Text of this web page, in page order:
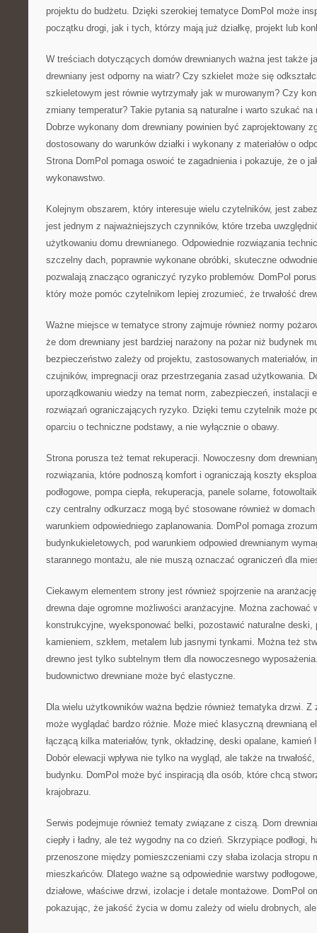
projektu do budżetu. Dzięki szerokiej tematyce DomPol może
początku drogi, jak i tych, którzy mają już działkę, projekt lub
W treściach dotyczących domów drewnianych ważna jest także
drewniany jest odporny na wiatr? Czy szkielet może się
szkieletowym jest równie wytrzymały jak w murowanym? Czy
zmiany temperatur? Takie pytania są naturalne i warto szukać na
Dobrze wykonany dom drewniany powinien być zaprojektowany
dostosowany do warunków działki i wykonany z materiałów o
Strona DomPol pomaga oswoić te zagadnienia i pokazuje, że o
wykonawstwo.
Kolejnym obszarem, który interesuje wielu czytelników, jest
jest jednym z najważniejszych czynników, które trzeba
użytkowaniu domu drewnianego. Odpowiednie rozwiązania
szczelny dach, poprawnie wykonane obróbki, skuteczne
pozwalają znacząco ograniczyć ryzyko problemów. DomPol
który może pomóc czytelnikom lepiej zrozumieć, że trwałość
Ważne miejsce w tematyce strony zajmuje również normy
że dom drewniany jest bardziej narażony na pożar niż budynek
bezpieczeństwo zależy od projektu, zastosowanych materiałów,
czujników, impregnacji oraz przestrzegania zasad użytkowania.
uporządkowaniu wiedzy na temat norm, zabezpieczeń, instalacji
rozwiązań ograniczających ryzyko. Dzięki temu czytelnik może
oparciu o techniczne podstawy, a nie wyłącznie o obawy.
Strona porusza też temat rekuperacji. Nowoczesny dom
rozwiązania, które podnoszą komfort i ograniczają koszty
podłogowe, pompa ciepła, rekuperacja, panele solarne,
czy centralny odkurzacz mogą być stosowane również w
warunkiem odpowiedniego zaplanowania. DomPol pomaga
budynkukieletowych, pod warunkiem odpowied drewnianym
starannego montażu, ale nie muszą oznaczać ograniczeń dla
Ciekawym elementem strony jest również spojrzenie na
drewna daje ogromne możliwości aranżacyjne. Można zachować
konstrukcyjne, wyeksponować belki, pozostawić naturalne deski,
kamieniem, szkłem, metalem lub jasnymi tynkami. Można też
drewno jest tylko subtelnym tłem dla nowoczesnego
budownictwo drewniane może być elastyczne.
Dla wielu użytkowników ważna będzie również tematyka drzwi. Z
może wyglądać bardzo różnie. Może mieć klasyczną drewnianą
łączącą kilka materiałów, tynk, okładzinę, deski opalane,
Dobór elewacji wpływa nie tylko na wygląd, ale także na
budynku. DomPol może być inspiracją dla osób, które chcą
krajobrazu.
Serwis podejmuje również tematy związane z ciszą. Dom
ciepły i ładny, ale też wygodny na co dzień. Skrzypiące podłogi,
przenoszone między pomieszczeniami czy słaba izolacja stropu
mieszkańców. Dlatego ważne są odpowiednie warstwy
działowe, właściwe drzwi, izolacje i detale montażowe. DomPol
pokazując, że jakość życia w domu zależy od wielu drobnych,